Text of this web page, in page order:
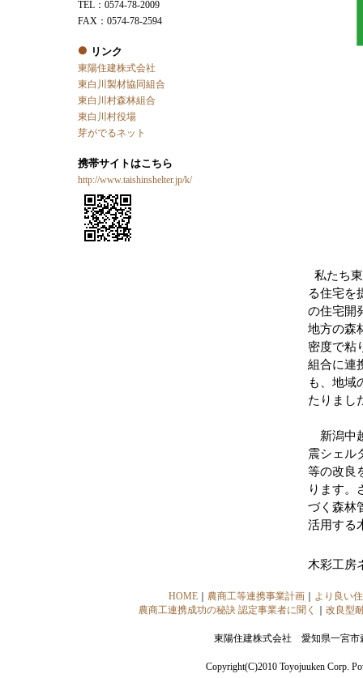
TEL：0574-78-2009
FAX：0574-78-2594
リンク
東陽住建株式会社
東白川製材協同組合
東白川村森林組合
東白川村役場
芽がでるネット
携帯サイトはこちら
http://www.taishinshelter.jp/k/
私たち
る住宅を
の住宅開
地方の森
密度で粘
組合に連
も、地域
たりまし
新潟中
震シェル
等の改良
ります。
づく森林
活用する
木彩工房
HOME 農商工等連携事業計画
より良い
農商工連携成功の秘訣 認定事業者に聞く
改良型
東陽住建株式会社 愛知県一宮市
Copyright(C)2010 Toyojuuken Corp.